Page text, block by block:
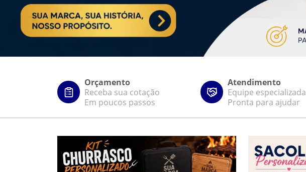
Orçamento
Receba sua cotação
Em poucos passos
Atendimento
Equipe especializada
Pronta para ajudar